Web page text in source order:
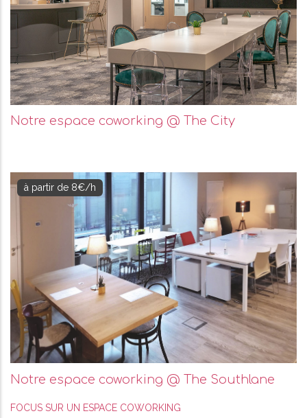
Notre espace coworking @ The City
à partir de 8€/h
Notre espace coworking @ The Southlane
FOCUS SUR UN ESPACE COWORKING